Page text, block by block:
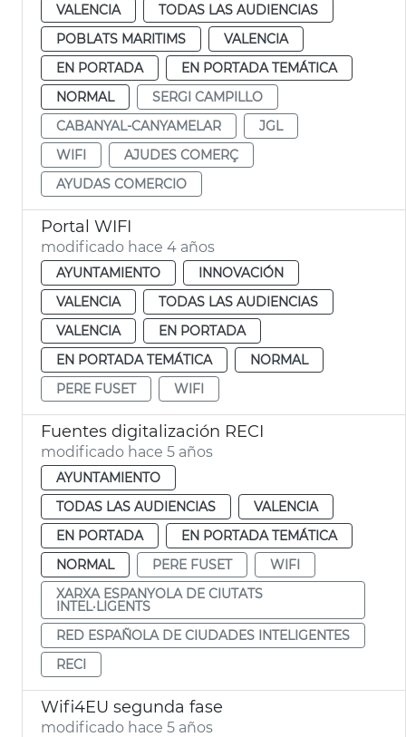
VALENCIA
TODAS LAS AUDIENCIAS
POBLATS MARITIMS
VALENCIA
EN PORTADA
EN PORTADA TEMÁTICA
NORMAL
SERGI CAMPILLO
CABANYAL-CANYAMELAR
JGL
WIFI
AJUDES COMERÇ
AYUDAS COMERCIO
Portal WIFI
modificado hace 4 años
AYUNTAMIENTO
INNOVACIÓN
VALENCIA
TODAS LAS AUDIENCIAS
VALENCIA
EN PORTADA
EN PORTADA TEMÁTICA
NORMAL
PERE FUSET
WIFI
Fuentes digitalización RECI
modificado hace 5 años
AYUNTAMIENTO
TODAS LAS AUDIENCIAS
VALENCIA
EN PORTADA
EN PORTADA TEMÁTICA
NORMAL
PERE FUSET
WIFI
XARXA ESPANYOLA DE CIUTATS
INTEL·LIGENTS
RED ESPAÑOLA DE CIUDADES INTELIGENTES
RECI
Wifi4EU segunda fase
modificado hace 5 años